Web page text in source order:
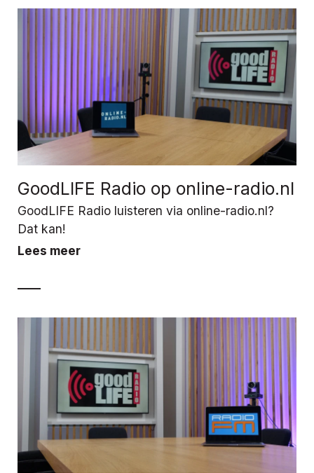
GoodLIFE Radio op online-radio.nl
GoodLIFE Radio luisteren via online-radio.nl?
Dat kan!
Lees meer